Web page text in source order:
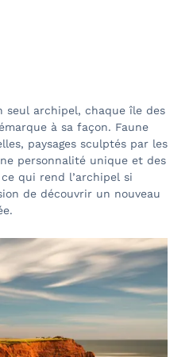
seul archipel, chaque île des
à sa façon. Faune
paysages sculptés par les
personnalité unique et des
qui rend l’archipel si
de découvrir un nouveau